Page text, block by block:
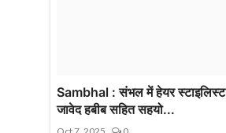
Sambhal : संभल में हेयर स्टाइलिस्ट
जावेद हबीब सहित सहयो...